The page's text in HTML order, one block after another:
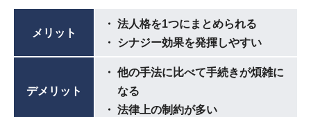
メリット
法人格を1つにまとめられる
シナジー効果を発揮しやすい
デメリット
他の手法に比べて手続きが煩雑に
なる
法律上の制約が多い